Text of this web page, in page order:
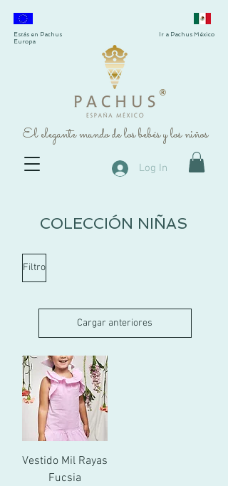
®
El elegante mundo de los bebés y los niños
Estás en Pachus
Europa
Ir a Pachus México
Log In
COLECCIÓN NIÑAS
Filtro
Cargar anteriores
Vestido Mil Rayas
Fucsia